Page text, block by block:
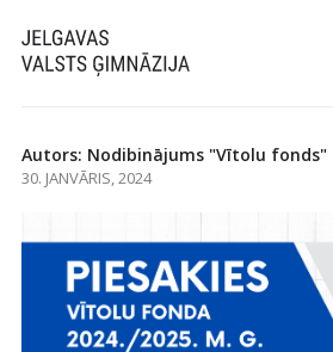
Autors: Nodibinājums "Vītolu fonds"
30. JANVĀRIS, 2024